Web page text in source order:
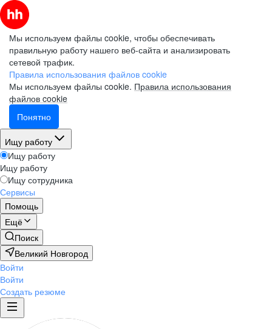
Мы используем файлы cookie, чтобы обеспечивать
правильную работу нашего веб-сайта и анализировать
сетевой трафик.
Правила использования файлов cookie
Мы используем файлы cookie. Правила использования
файлов cookie
Понятно
Ищу работу
Ищу работу
Ищу работу
Ищу сотрудника
Сервисы
Помощь
Ещё
Поиск
Великий Новгород
Войти
Войти
Создать резюме